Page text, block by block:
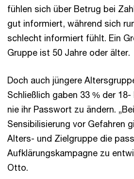
fühlen sich über Betrug bei
gut informiert, während sich
schlecht informiert fühlt. Ein
Gruppe ist 50 Jahre oder älter.
Doch auch jüngere
Schließlich gaben 33 % der
nie ihr Passwort zu ändern.
Sensibilisierung vor Gefahren
Alters- und Zielgruppe die
Aufklärungskampagne zu
Otto.